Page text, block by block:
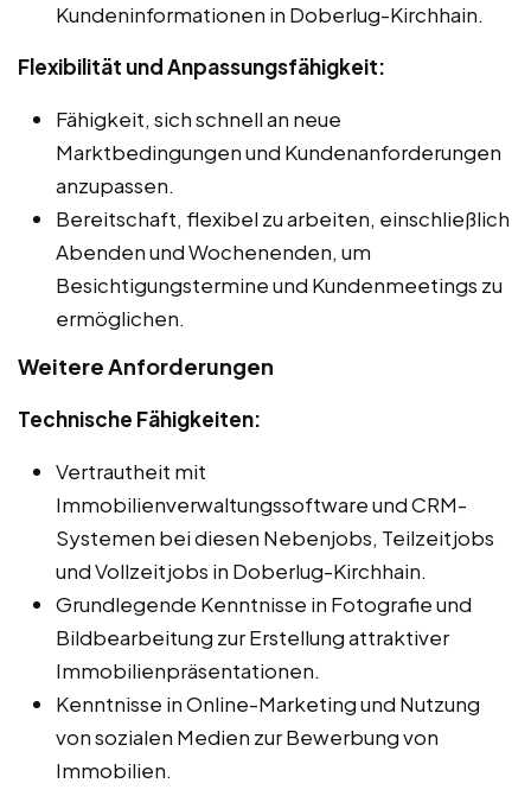
Kundeninformationen in Doberlug-Kirchhain.
Flexibilität und Anpassungsfähigkeit:
Fähigkeit, sich schnell an neue
Marktbedingungen und Kundenanforderungen
anzupassen.
Bereitschaft, flexibel zu arbeiten, einschließlich
Abenden und Wochenenden, um
Besichtigungstermine und Kundenmeetings zu
ermöglichen.
Weitere Anforderungen
Technische Fähigkeiten:
Vertrautheit mit
Immobilienverwaltungssoftware und CRM-
Systemen bei diesen Nebenjobs, Teilzeitjobs
und Vollzeitjobs in Doberlug-Kirchhain.
Grundlegende Kenntnisse in Fotografie und
Bildbearbeitung zur Erstellung attraktiver
Immobilienpräsentationen.
Kenntnisse in Online-Marketing und Nutzung
von sozialen Medien zur Bewerbung von
Immobilien.